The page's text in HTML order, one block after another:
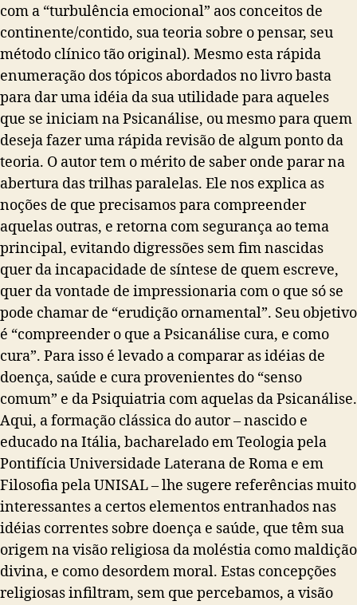
com a “turbulência emocional” aos conceitos de
continente/contido, sua teoria sobre o pensar, seu
método clínico tão original). Mesmo esta rápida
enumeração dos tópicos abordados no livro basta
para dar uma idéia da sua utilidade para aqueles
que se iniciam na Psicanálise, ou mesmo para quem
deseja fazer uma rápida revisão de algum ponto da
teoria. O autor tem o mérito de saber onde parar na
abertura das trilhas paralelas. Ele nos explica as
noções de que precisamos para compreender
aquelas outras, e retorna com segurança ao tema
principal, evitando digressões sem fim nascidas
quer da incapacidade de síntese de quem escreve,
quer da vontade de impressionaria com o que só se
pode chamar de “erudição ornamental”. Seu objetivo
é “compreender o que a Psicanálise cura, e como
cura”. Para isso é levado a comparar as idéias de
doença, saúde e cura provenientes do “senso
comum” e da Psiquiatria com aquelas da Psicanálise.
Aqui, a formação clássica do autor – nascido e
educado na Itália, bacharelado em Teologia pela
Pontifícia Universidade Laterana de Roma e em
Filosofia pela UNISAL – lhe sugere referências muito
interessantes a certos elementos entranhados nas
idéias correntes sobre doença e saúde, que têm sua
origem na visão religiosa da moléstia como maldição
divina, e como desordem moral. Estas concepções
religiosas infiltram, sem que percebamos, a visão